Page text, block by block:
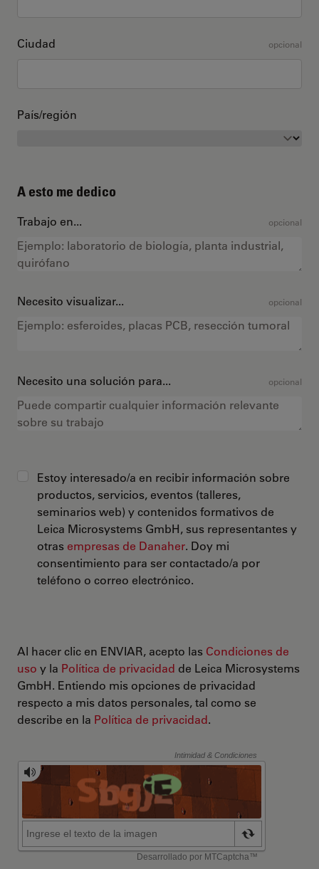
Ciudad opcional
País/región
A esto me dedico
Trabajo en... opcional
Necesito visualizar... opcional
Necesito una solución para... opcional
Estoy interesado/a en recibir información sobre
productos, servicios, eventos (talleres,
seminarios web) y contenidos formativos de
Leica Microsystems GmbH, sus representantes y
otras empresas de Danaher. Doy mi
consentimiento para ser contactado/a por
teléfono o correo electrónico.
Al hacer clic en ENVIAR, acepto las Condiciones de
uso y la Política de privacidad de Leica Microsystems
GmbH. Entiendo mis opciones de privacidad
respecto a mis datos personales, tal como se
describe en la Política de privacidad.